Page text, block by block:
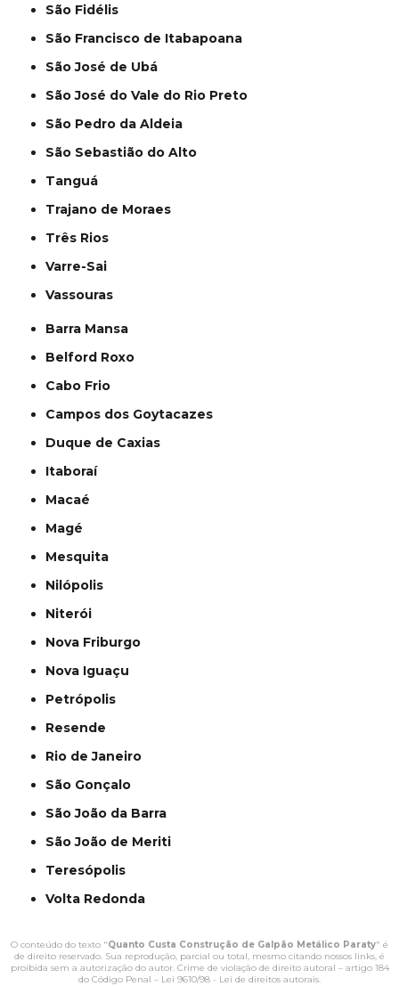
São Fidélis
São Francisco de Itabapoana
São José de Ubá
São José do Vale do Rio Preto
São Pedro da Aldeia
São Sebastião do Alto
Tanguá
Trajano de Moraes
Três Rios
Varre-Sai
Vassouras
Barra Mansa
Belford Roxo
Cabo Frio
Campos dos Goytacazes
Duque de Caxias
Itaboraí
Macaé
Magé
Mesquita
Nilópolis
Niterói
Nova Friburgo
Nova Iguaçu
Petrópolis
Resende
Rio de Janeiro
São Gonçalo
São João da Barra
São João de Meriti
Teresópolis
Volta Redonda
O conteúdo do texto "Quanto Custa Construção de Galpão Metálico Paraty" é
de direito reservado. Sua reprodução, parcial ou total, mesmo citando nossos links, é
proibida sem a autorização do autor. Crime de violação de direito autoral – artigo 184
do Código Penal – Lei 9610/98 - Lei de direitos autorais.